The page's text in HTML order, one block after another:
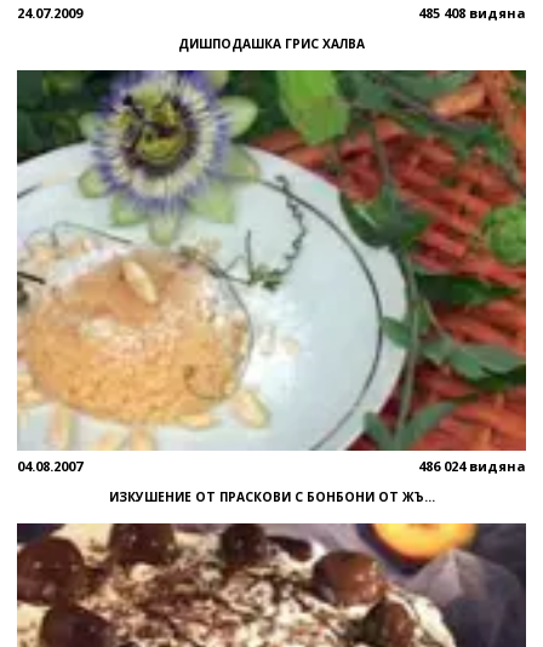
24.07.2009 485 408 видяна
ДИШПОДАШКА ГРИС ХАЛВА
04.08.2007 486 024 видяна
ИЗКУШЕНИЕ ОТ ПРАСКОВИ С БОНБОНИ ОТ ЖЪ...